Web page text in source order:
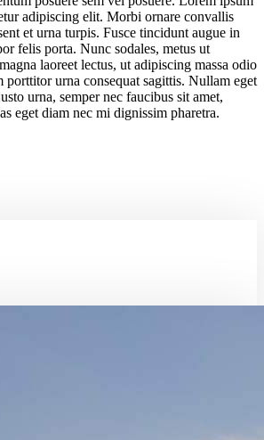
adipiscing elit. Morbi ornare convallis
et urna turpis. Fusce tincidunt augue in
felis porta. Nunc sodales, metus ut
laoreet lectus, ut adipiscing massa odio
porttitor urna consequat sagittis. Nullam eget
urna, semper nec faucibus sit amet,
eget diam nec mi dignissim pharetra.